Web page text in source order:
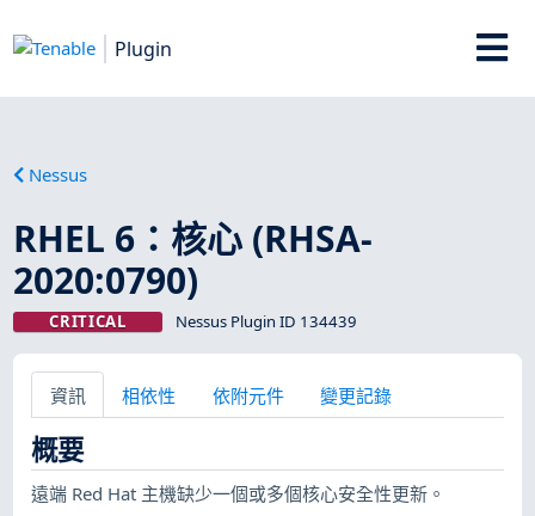
Plugin
Nessus
RHEL 6：核心 (RHSA-
2020:0790)
CRITICAL Nessus Plugin ID 134439
資訊 相依性 依附元件 變更記錄
概要
遠端 Red Hat 主機缺少一個或多個核心安全性更新。